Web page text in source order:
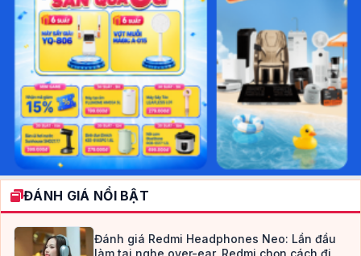
ĐÁNH GIÁ NỔI BẬT
Đánh giá Redmi Headphones Neo: Lần đầu